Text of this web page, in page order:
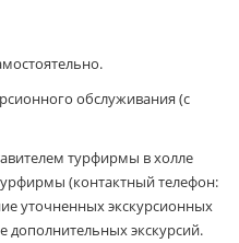
обслуживания (с
турфирмы в холле
(контактный телефон:
уточненных экскурсионных
экскурсий.